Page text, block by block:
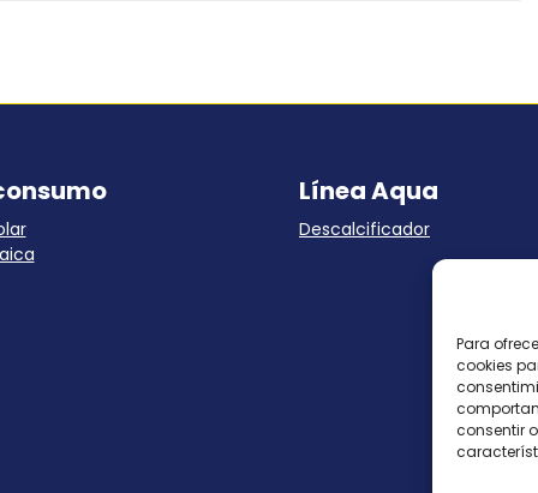
Para
cookies
consentir
Línea Aqua
Descalcificador